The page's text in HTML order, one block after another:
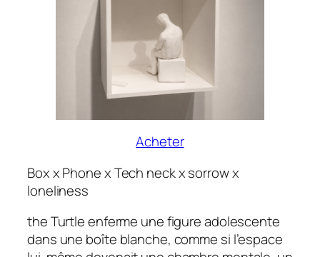
Acheter
Box x Phone x Tech neck x sorrow x
loneliness
the Turtle enferme une figure adolescente
dans une boîte blanche, comme si l’espace